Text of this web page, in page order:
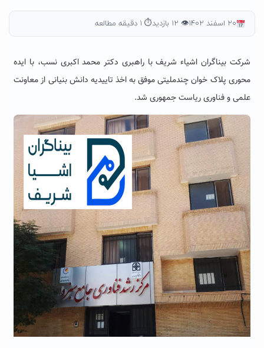
۲۰ اسفند ۱۴۰۲ 👁 ۱۲ بازدید ⏱ ۱ دقیقه مطالعه
شرکت بیناگران اشیاء شریف با راهبری دکتر محمد اکبری نسب، با ایده
محوری پلاک خوان چندملیتی موفق به اخذ تاییدیه دانش‌ بنیانی از معاونت
علمی و فناوری ریاست جمهوری شد.